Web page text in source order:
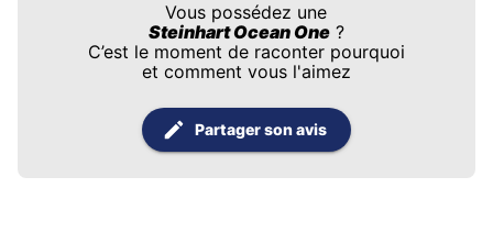
Vous possédez une
Steinhart Ocean One?
C’est le moment de raconter pourquoi
et comment vous l'aimez
Partager son avis